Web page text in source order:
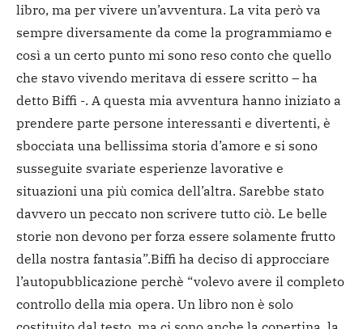
libro, ma per vivere un’avventura. La vita però va
sempre diversamente da come la programmiamo e
così a un certo punto mi sono reso conto che quello
che stavo vivendo meritava di essere scritto – ha
detto Biffi -. A questa mia avventura hanno iniziato a
prendere parte persone interessanti e divertenti, è
sbocciata una bellissima storia d’amore e si sono
susseguite svariate esperienze lavorative e
situazioni una più comica dell’altra. Sarebbe stato
davvero un peccato non scrivere tutto ciò. Le belle
storie non devono per forza essere solamente frutto
della nostra fantasia”.Biffi ha deciso di approcciare
l’autopubblicazione perchè “volevo avere il completo
controllo della mia opera. Un libro non è solo